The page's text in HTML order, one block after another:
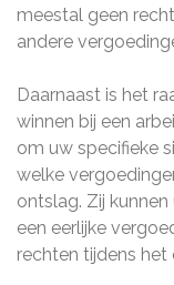
meestal geen
andere
Daarnaast is het
winnen bij een
om uw specifieke
welke
ontslag. Zij
een eerlijke
rechten tijdens